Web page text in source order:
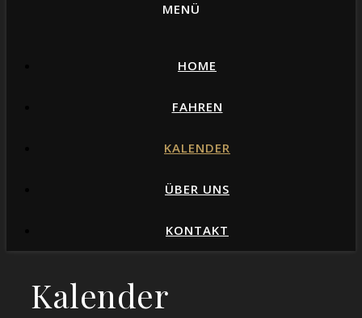
MENÜ
HOME
FAHREN
KALENDER
ÜBER UNS
KONTAKT
Kalender